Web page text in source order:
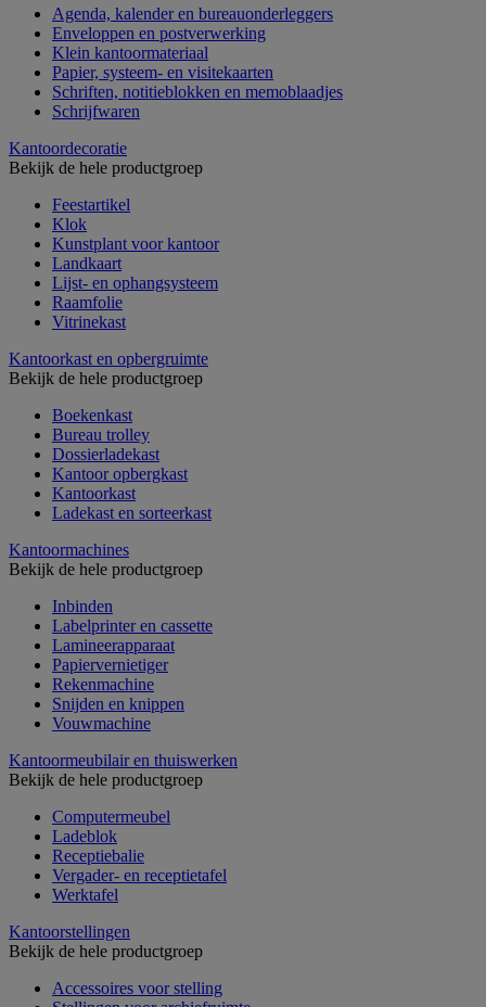
Agenda, kalender en bureauonderleggers
Enveloppen en postverwerking
Klein kantoormateriaal
Papier, systeem- en visitekaarten
Schriften, notitieblokken en memoblaadjes
Schrijfwaren
Kantoordecoratie
Bekijk de hele productgroep
Feestartikel
Klok
Kunstplant voor kantoor
Landkaart
Lijst- en ophangsysteem
Raamfolie
Vitrinekast
Kantoorkast en opbergruimte
Bekijk de hele productgroep
Boekenkast
Bureau trolley
Dossierladekast
Kantoor opbergkast
Kantoorkast
Ladekast en sorteerkast
Kantoormachines
Bekijk de hele productgroep
Inbinden
Labelprinter en cassette
Lamineerapparaat
Papiervernietiger
Rekenmachine
Snijden en knippen
Vouwmachine
Kantoormeubilair en thuiswerken
Bekijk de hele productgroep
Computermeubel
Ladeblok
Receptiebalie
Vergader- en receptietafel
Werktafel
Kantoorstellingen
Bekijk de hele productgroep
Accessoires voor stelling